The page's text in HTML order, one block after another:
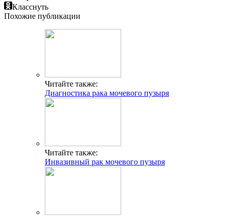
Класснуть
Похожие публикации
Читайте также:
Диагностика рака мочевого пузыря
Читайте также:
Инвазивный рак мочевого пузыря